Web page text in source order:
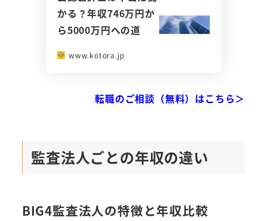
かる？年収746万円か
ら5000万円への道
www.kotora.jp
転職のご相談（無料）はこちら＞
監査法人ごとの年収の違い
BIG4監査法人の特徴と年収比較